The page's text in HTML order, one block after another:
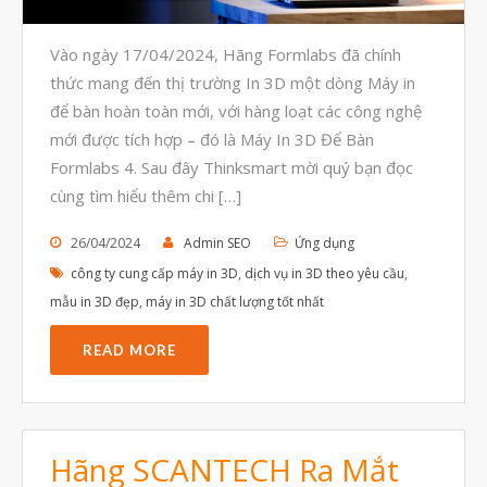
Tháng Tám 2023
Tháng Bảy 2023
Tháng Sáu 2023
Tháng Hai 2023
Vào ngày 17/04/2024, Hãng Formlabs đã chính
thức mang đến thị trường In 3D một dòng Máy in
để bàn hoàn toàn mới, với hàng loạt các công nghệ
mới được tích hợp – đó là Máy In 3D Để Bàn
Formlabs 4. Sau đây Thinksmart mời quý bạn đọc
cùng tìm hiểu thêm chi […]
26/04/2024 Admin SEO
Ứng dụng
công ty cung cấp máy in 3D, dịch vụ in 3D theo yêu cầu,
mẫu in 3D đẹp, máy in 3D chất lượng tốt nhất
READ MORE
Hãng SCANTECH Ra Mắt